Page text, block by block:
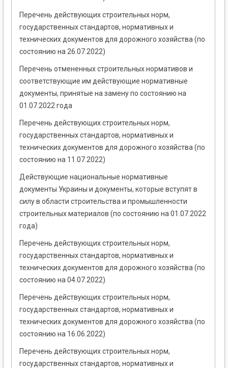
Перечень действующих строительных норм,
государственных стандартов, нормативных и
технических документов для дорожного хозяйства (по
состоянию на 26.07.2022)
Перечень отмененных строительных нормативов и
соответствующие им действующие нормативные
документы, принятые на замену по состоянию на
01.07.2022 года
Перечень действующих строительных норм,
государственных стандартов, нормативных и
технических документов для дорожного хозяйства (по
состоянию на 11.07.2022)
Действующие национальные нормативные
документы Украины и документы, которые вступят в
силу в области строительства и промышленности
строительных материалов (по состоянию на 01.07.2022
года)
Перечень действующих строительных норм,
государственных стандартов, нормативных и
технических документов для дорожного хозяйства (по
состоянию на 04.07.2022)
Перечень действующих строительных норм,
государственных стандартов, нормативных и
технических документов для дорожного хозяйства (по
состоянию на 16.06.2022)
Перечень действующих строительных норм,
государственных стандартов, нормативных и